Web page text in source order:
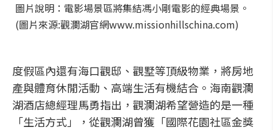
圖片說明：電影場景區將集結馮小剛電影的經典場景。
(圖片來源:觀瀾湖官網www.missionhillschina.com)
度假區內還有海口觀邸、觀墅等頂級物業，將房地
產與體育休閒活動、高端生活有機結合。海南觀瀾
湖酒店總經理馬勇指出，觀瀾湖希望營造的是一種
「生活方式」，從觀瀾湖曾獲「國際花園社區金獎